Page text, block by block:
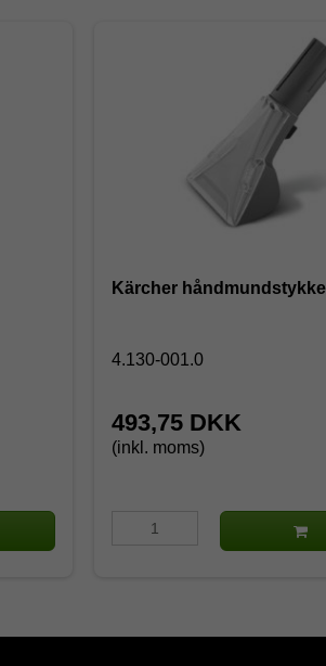
Kärcher
4.130-001.0
493,75 DKK
(inkl. moms)